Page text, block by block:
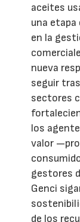
aceites
una etapa
en la
nueva
seguir
sectores
los
valor
gestores
Genci
de los